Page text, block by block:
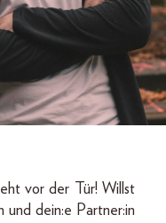
vor der Tür! Willst
und dein:e Partner:in